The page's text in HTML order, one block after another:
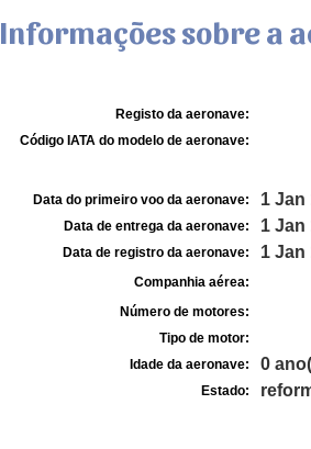
Informações sobre a
Registo da aeronave:
Código IATA do modelo de aeronave:
Data do primeiro voo da aeronave: 1 Jan
Data de entrega da aeronave: 1 Jan
Data de registro da aeronave: 1 Jan
Companhia aérea:
Número de motores:
Tipo de motor:
Idade da aeronave:
0
Estado: